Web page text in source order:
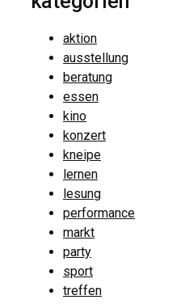
aktion
ausstellung
beratung
essen
kino
konzert
kneipe
lernen
lesung
performance
markt
party
sport
treffen